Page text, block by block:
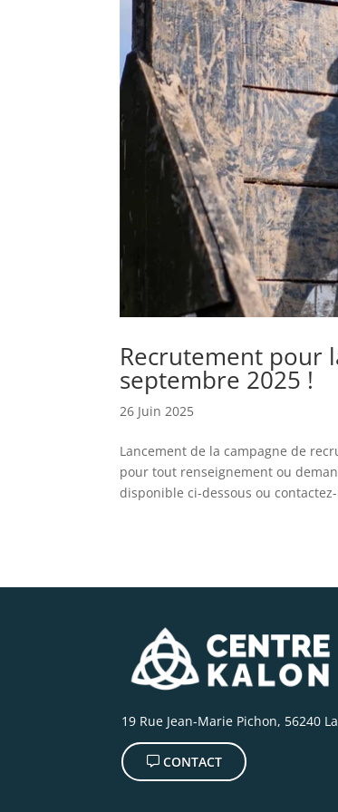
Recrutement pour
septembre 2025 !
26 Juin 2025
Lancement de la campagne de
pour tout renseignement ou
disponible ci-dessous ou
19 Rue Jean-Marie Pichon, 56240
CONTACT